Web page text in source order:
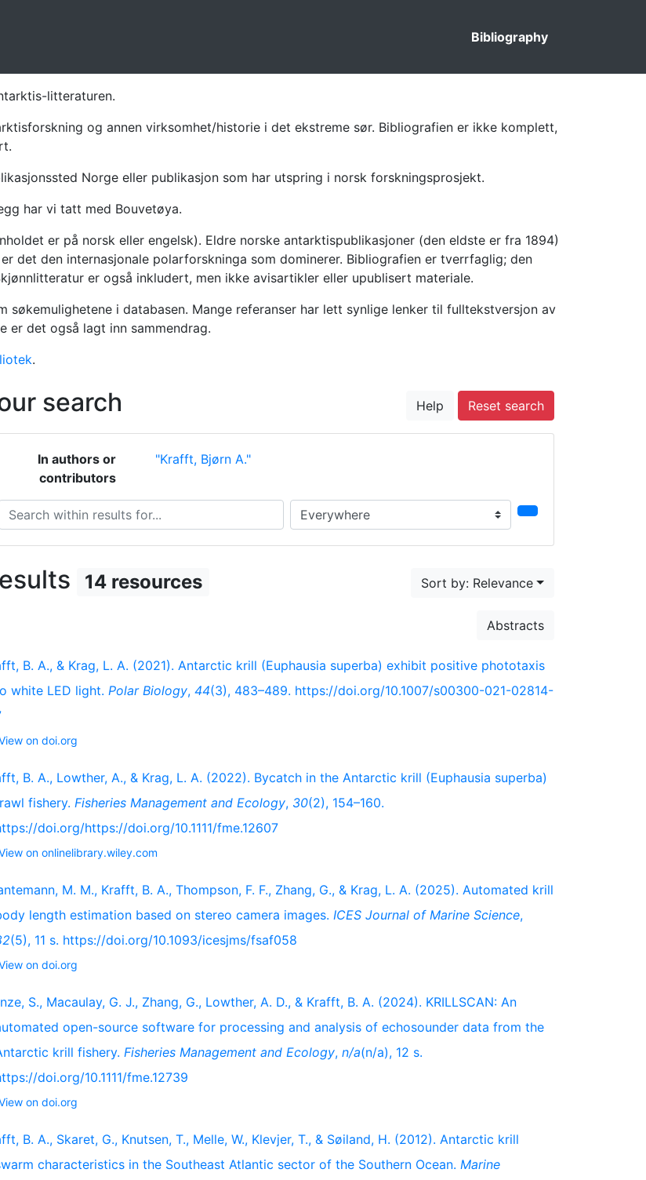
Bibliography
litteraturen.
og annen virksomhet/historie i det ekstreme sør. Bibliografien er ikke komplett,
Norge eller publikasjon som har utspring i norsk forskningsprosjekt.
har vi tatt med Bouvetøya.
er på norsk eller engelsk). Eldre norske antarktispublikasjoner (den eldste er fra 1894)
det den internasjonale polarforskninga som dominerer. Bibliografien er tverrfaglig; den
er også inkludert, men ikke avisartikler eller upublisert materiale.
søkemulighetene i databasen. Mange referanser har lett synlige lenker til fulltekstversjon av
er det også lagt inn sammendrag.
.
search Help Reset search
In authors or
contributors
"Krafft, Bjørn A."
Search within results for... Search in...
14 resources Sort by: Relevance
Abstracts
B. A., & Krag, L. A. (2021). Antarctic krill (Euphausia superba) exhibit positive phototaxis
white LED light. Polar Biology, 44(3), 483–489. https://doi.org/10.1007/s00300-021-02814-
on doi.org
B. A., Lowther, A., & Krag, L. A. (2022). Bycatch in the Antarctic krill (Euphausia superba)
fishery. Fisheries Management and Ecology, 30(2), 154–160.
doi.org/https://doi.org/10.1111/fme.12607
on onlinelibrary.wiley.com
M. M., Krafft, B. A., Thompson, F. F., Zhang, G., & Krag, L. A. (2025). Automated krill
length estimation based on stereo camera images. ICES Journal of Marine Science,
(5), 11 s. https://doi.org/10.1093/icesjms/fsaf058
on doi.org
S., Macaulay, G. J., Zhang, G., Lowther, A. D., & Krafft, B. A. (2024). KRILLSCAN: An
open-source software for processing and analysis of echosounder data from the
krill fishery. Fisheries Management and Ecology, n/a(n/a), 12 s.
doi.org/10.1111/fme.12739
on doi.org
B. A., Skaret, G., Knutsen, T., Melle, W., Klevjer, T., & Søiland, H. (2012). Antarctic krill
characteristics in the Southeast Atlantic sector of the Southern Ocean. Marine